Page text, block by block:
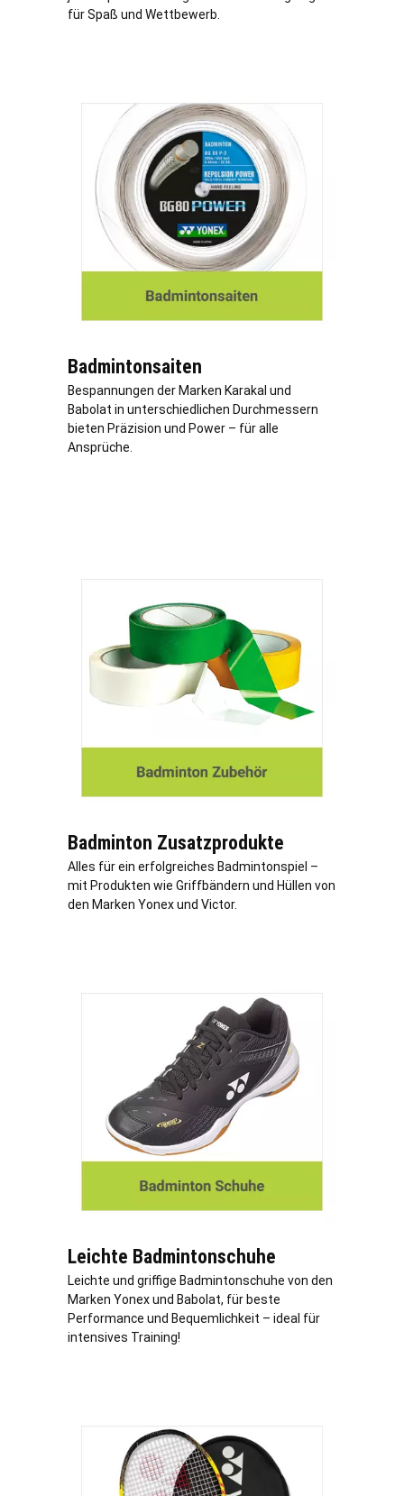
für Spaß und Wettbewerb.
Badmintonsaiten
Bespannungen der Marken Karakal und
Babolat in unterschiedlichen Durchmessern
bieten Präzision und Power – für alle
Ansprüche.
Badminton Zusatzprodukte
Alles für ein erfolgreiches Badmintonspiel –
mit Produkten wie Griffbändern und Hüllen von
den Marken Yonex und Victor.
Leichte Badmintonschuhe
Leichte und griffige Badmintonschuhe von den
Marken Yonex und Babolat, für beste
Performance und Bequemlichkeit – ideal für
intensives Training!